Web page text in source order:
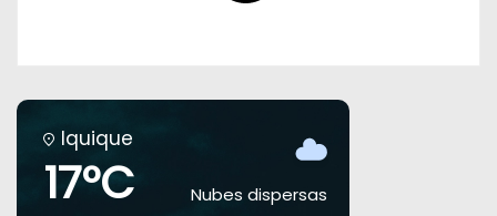
Iquique
17°C Nubes dispersas